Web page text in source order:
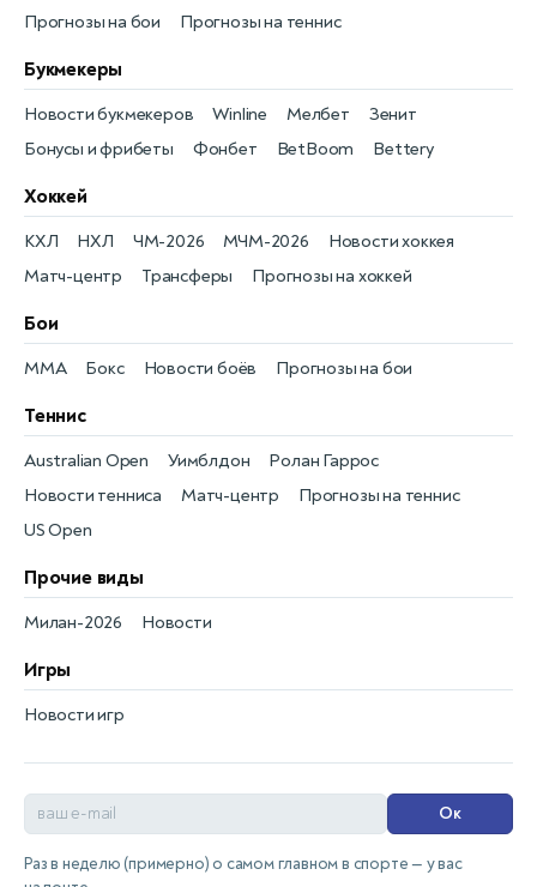
Прогнозы на бои Прогнозы на теннис
Букмекеры
Бонусы и фрибеты
Новости букмекеров
Фонбет
Winline
BetBoom
Мелбет
Bettery
Зенит
Хоккей
Новости хоккея
КХЛ
Матч-центр
НХЛ
Трансферы
ЧМ-2026
Прогнозы на хоккей
МЧМ-2026
Бои
Новости боёв
MMA Прогнозы на бои
Бокс
Теннис
Новости тенниса
Australian Open
Матч-центр
Уимблдон
Прогнозы на теннис
Ролан Гаррос
US Open
Прочие виды
Новости
Милан-2026
Игры
Новости игр
Ок
Раз в неделю (примерно) о самом главном в спорте — у вас